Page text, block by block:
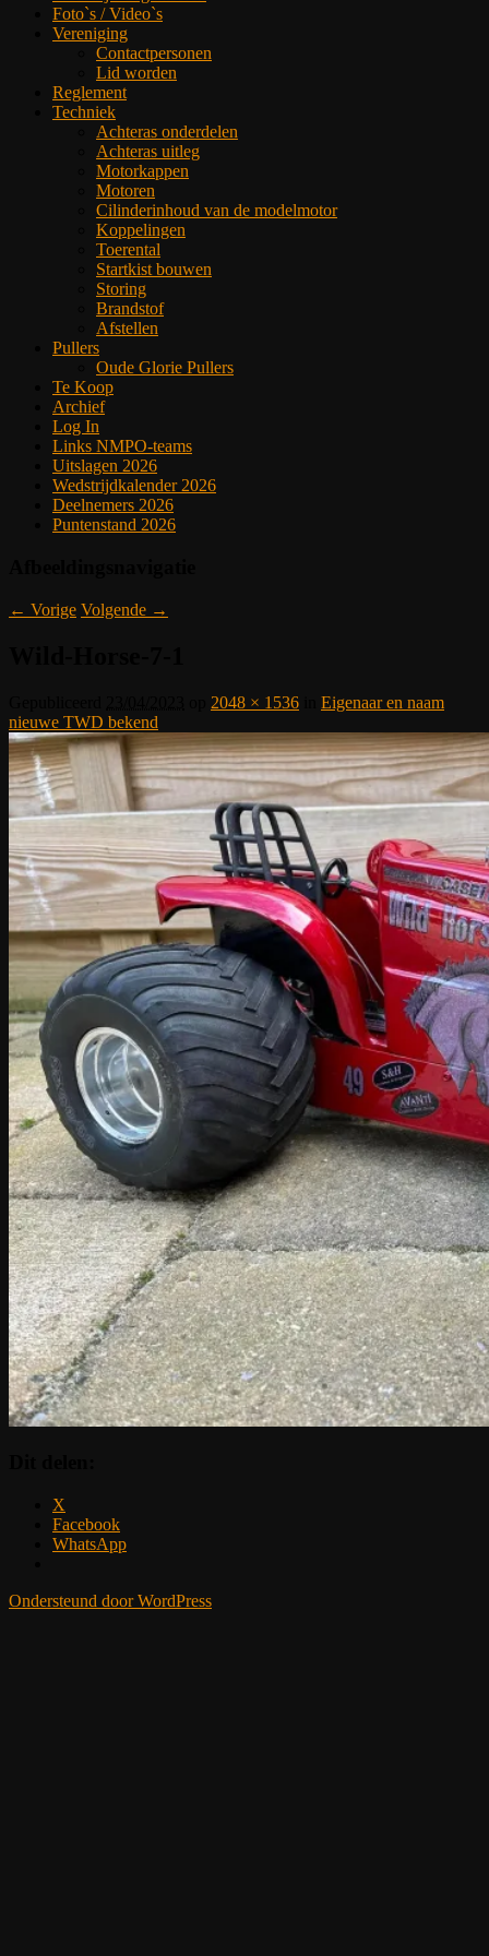
Foto`s / Video`s
Vereniging
Contactpersonen
Lid worden
Reglement
Techniek
Achteras onderdelen
Achteras uitleg
Motorkappen
Motoren
Cilinderinhoud van de modelmotor
Koppelingen
Toerental
Startkist bouwen
Storing
Brandstof
Afstellen
Pullers
Oude Glorie Pullers
Te Koop
Archief
Log In
Links NMPO-teams
Uitslagen 2026
Wedstrijdkalender 2026
Deelnemers 2026
Puntenstand 2026
← Vorige Volgende →
2048 × 1536
Eigenaar en naam
nieuwe TWD bekend
X
Facebook
WhatsApp
Ondersteund door WordPress